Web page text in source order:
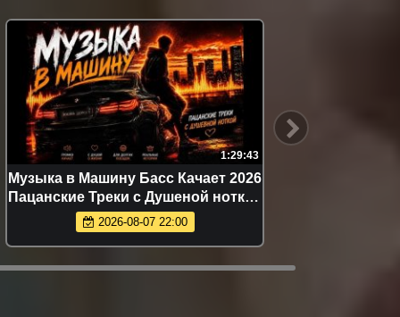
1:29:43
Музыка в Машину Басс Качает 2026
Пацанские Треки с Душеной ноткой
в Авто с басом Включай на
максимум
2026-08-07 22:00